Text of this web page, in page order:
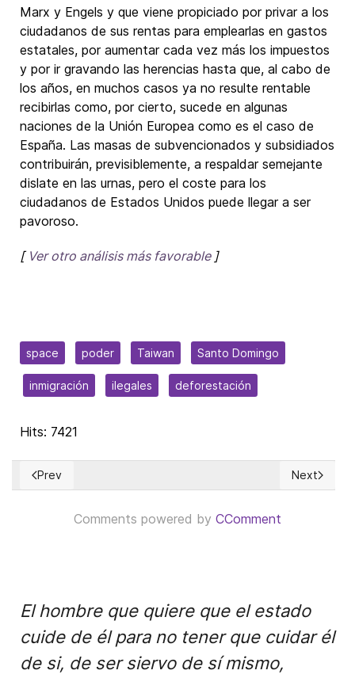
Marx y Engels y que viene propiciado por privar a los
ciudadanos de sus rentas para emplearlas en gastos
estatales, por aumentar cada vez más los impuestos
y por ir gravando las herencias hasta que, al cabo de
los años, en muchos casos ya no resulte rentable
recibirlas como, por cierto, sucede en algunas
naciones de la Unión Europea como es el caso de
España. Las masas de subvencionados y subsidiados
contribuirán, previsiblemente, a respaldar semejante
dislate en las urnas, pero el coste para los
ciudadanos de Estados Unidos puede llegar a ser
pavoroso.
[ Ver otro análisis más favorable]
space poder Taiwan Santo Domingo
inmigración ilegales deforestación
Hits: 7421
Previous article: ¿Auditoría forense de la OEA al proceso
Prev Next
Next
Comments powered by CComment
El hombre que quiere que el estado
cuide de él para no tener que cuidar él
de si, de ser siervo de sí mismo,